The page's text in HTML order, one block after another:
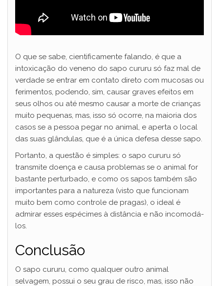
O que se sabe, cientificamente falando, é que a
intoxicação do veneno do sapo cururu só faz mal de
verdade se entrar em contato direto com mucosas ou
ferimentos, podendo, sim, causar graves efeitos em
seus olhos ou até mesmo causar a morte de crianças
muito pequenas, mas, isso só ocorre, na maioria dos
casos se a pessoa pegar no animal, e aperta o local
das suas glândulas, que é a única defesa desse sapo.
Portanto, a questão é simples: o sapo cururu só
transmite doença e causa problemas se o animal for
bastante perturbado, e como os sapos também são
importantes para a natureza (visto que funcionam
muito bem como controle de pragas), o ideal é
admirar esses espécimes à distância e não incomodá-
los.
Conclusão
O sapo cururu, como qualquer outro animal
selvagem, possui o seu grau de risco, mas, isso não